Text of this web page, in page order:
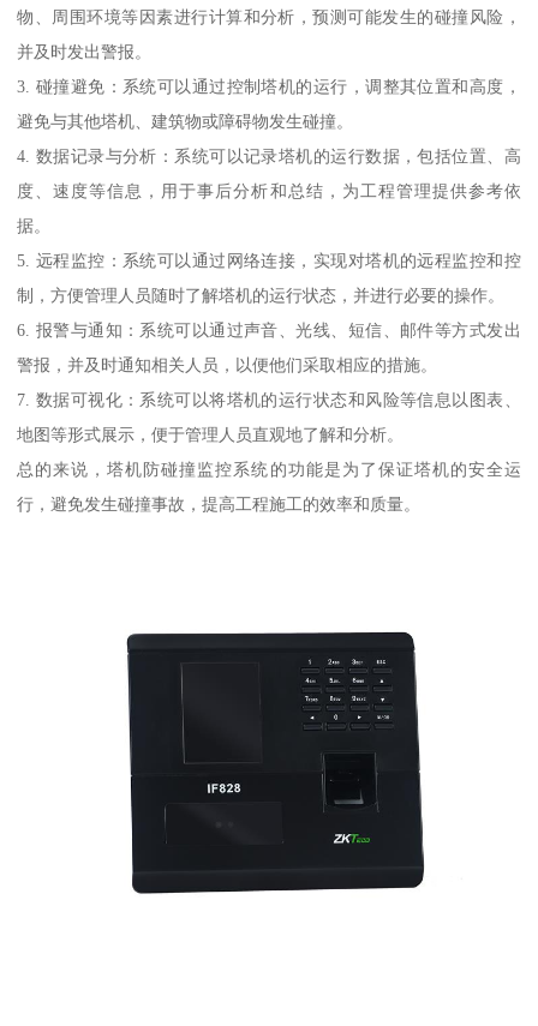
物、周围环境等因素进行计算和分析，预测可能发生的碰撞风险，
并及时发出警报。
3. 碰撞避免：系统可以通过控制塔机的运行，调整其位置和高度，
避免与其他塔机、建筑物或障碍物发生碰撞。
4. 数据记录与分析：系统可以记录塔机的运行数据，包括位置、高
度、速度等信息，用于事后分析和总结，为工程管理提供参考依
据。
5. 远程监控：系统可以通过网络连接，实现对塔机的远程监控和控
制，方便管理人员随时了解塔机的运行状态，并进行必要的操作。
6. 报警与通知：系统可以通过声音、光线、短信、邮件等方式发出
警报，并及时通知相关人员，以便他们采取相应的措施。
7. 数据可视化：系统可以将塔机的运行状态和风险等信息以图表、
地图等形式展示，便于管理人员直观地了解和分析。
总的来说，塔机防碰撞监控系统的功能是为了保证塔机的安全运
行，避免发生碰撞事故，提高工程施工的效率和质量。